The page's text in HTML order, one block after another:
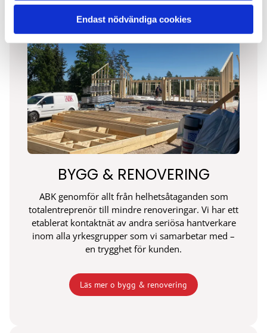
Endast nödvändiga cookies
BYGG & RENOVERING
ABK genomför allt från helhetsåtaganden som
totalentreprenör till mindre renoveringar. Vi har ett
etablerat kontaktnät av andra seriösa hantverkare
inom alla yrkesgrupper som vi samarbetar med –
en trygghet för kunden.
Läs mer o bygg & renovering